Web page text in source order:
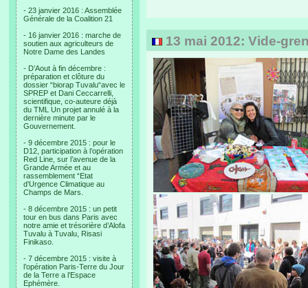
- 23 janvier 2016 : Assemblée
Générale de la Coalition 21
- 16 janvier 2016 : marche de
soutien aux agriculteurs de
Notre Dame des Landes
- D’Aout à fin décembre :
préparation et clôture du
dossier “biorap Tuvalu“avec le
SPREP et Dani Ceccarrelli,
scientifique, co-auteure déjà
du TML Un projet annulé à la
dernière minute par le
Gouvernement.
- 9 décembre 2015 : pour le
D12, participation à l’opération
Red Line, sur l’avenue de la
Grande Armée et au
rassemblement “Etat
d’Urgence Climatique au
Champs de Mars.
- 8 décembre 2015 : un petit
tour en bus dans Paris avec
notre amie et trésorière d’Alofa
Tuvalu à Tuvalu, Risasi
Finikaso.
- 7 décembre 2015 : visite à
l’opération Paris-Terre du Jour
de la Terre a l’Espace
Ephémère.
13 mai 2012: Vide-